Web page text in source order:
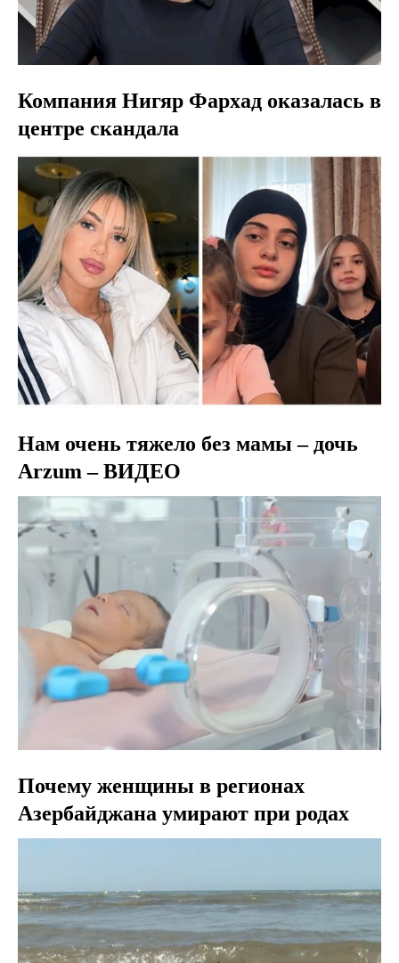
Компания Нигяр Фархад оказалась в
центре скандала
Нам очень тяжело без мамы – дочь
Arzum – ВИДЕО
Почему женщины в регионах
Азербайджана умирают при родах